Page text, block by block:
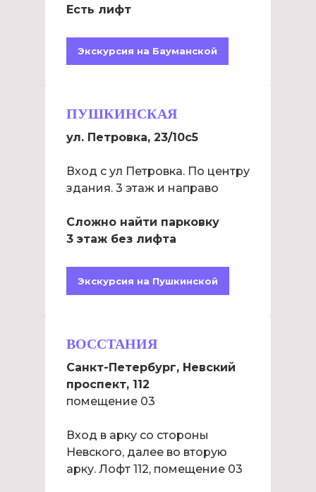
Есть лифт
Экскурсия на Бауманской
ПУШКИНСКАЯ
ул. Петровка, 23/10с5
Вход с ул Петровка. По центру
здания. 3 этаж и направо
Сложно найти парковку
3 этаж без лифта
Экскурсия на Пушкинской
ВОССТАНИЯ
Санкт-Петербург, Невский
проспект, 112
помещение 03
Вход в арку со стороны
Невского, далее во вторую
арку. Лофт 112, помещение 03